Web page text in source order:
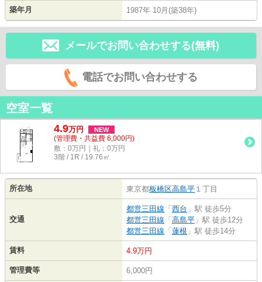
築年月 1987年 10月(築38年)
メールでお問い合わせする(無料)
電話でお問い合わせする
空室一覧
4.9万円 NEW
(管理費・共益費 6,000円)
敷：0万円｜礼：0万円
3階 / 1R / 19.76㎡
所在地 東京都板橋区高島平 １丁目
交通
都営三田線 「 西台 」駅 徒歩5分
都営三田線 「 高島平 」駅 徒歩12分
都営三田線 「 蓮根 」駅 徒歩14分
賃料 4.9万円
管理費等 6,000円